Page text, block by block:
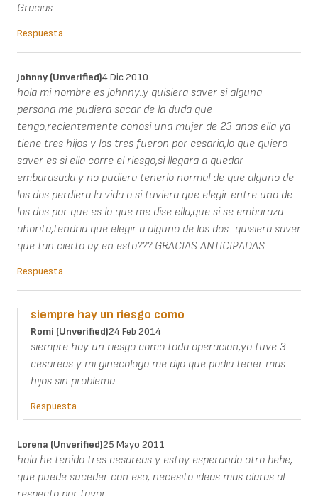
Gracias
Respuesta
Johnny (unverified)4 Dic 2010
hola mi nombre es johnny..y quisiera saver si alguna
persona me pudiera sacar de la duda que
tengo,recientemente conosi una mujer de 23 anos ella ya
tiene tres hijos y los tres fueron por cesaria,lo que quiero
saver es si ella corre el riesgo,si llegara a quedar
embarasada y no pudiera tenerlo normal de que alguno de
los dos perdiera la vida o si tuviera que elegir entre uno de
los dos por que es lo que me dise ella,que si se embaraza
ahorita,tendria que elegir a alguno de los dos...quisiera saver
que tan cierto ay en esto??? GRACIAS ANTICIPADAS
Respuesta
siempre hay un riesgo como
Romi (unverified)24 Feb 2014
siempre hay un riesgo como toda operacion,yo tuve 3
cesareas y mi ginecologo me dijo que podia tener mas
hijos sin problema...
Respuesta
Lorena (unverified)25 Mayo 2011
hola he tenido tres cesareas y estoy esperando otro bebe,
que puede suceder con eso, necesito ideas mas claras al